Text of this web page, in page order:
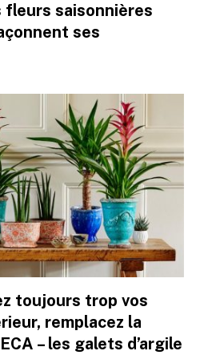
fleurs saisonnières
ses
toujours trop vos
remplacez la
– les galets d’argile